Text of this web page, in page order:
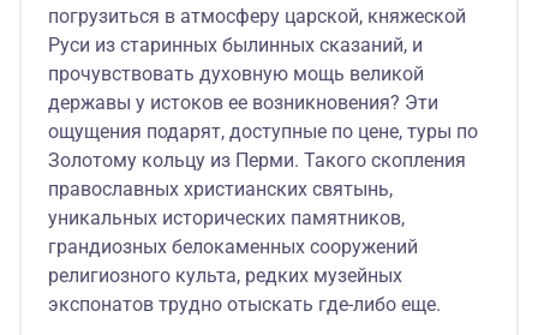
погрузиться в атмосферу царской, княжеской
Руси из старинных былинных сказаний, и
прочувствовать духовную мощь великой
державы у истоков ее возникновения? Эти
ощущения подарят, доступные по цене, туры по
Золотому кольцу из Перми. Такого скопления
православных христианских святынь,
уникальных исторических памятников,
грандиозных белокаменных сооружений
религиозного культа, редких музейных
экспонатов трудно отыскать где-либо еще.